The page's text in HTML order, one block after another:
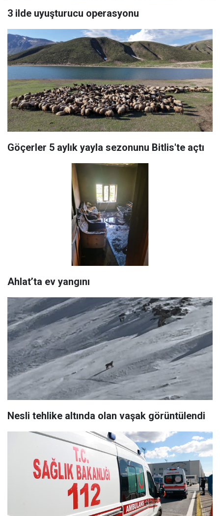
3 ilde uyuşturucu operasyonu
Göçerler 5 aylık yayla sezonunu Bitlis'te açtı
Ahlat’ta ev yangını
Nesli tehlike altında olan vaşak görüntülendi